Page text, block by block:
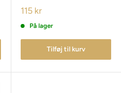
115 kr
På lager
Tilføj til kurv